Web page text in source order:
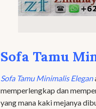
Sofa Tamu
Sofa Tamu Minimalis Elegan
memperlengkap dan
yang mana kaki mejanya